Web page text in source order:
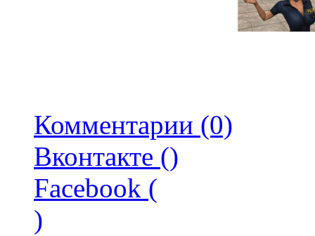
Комментарии (0)
Вконтакте ()
Facebook (
)